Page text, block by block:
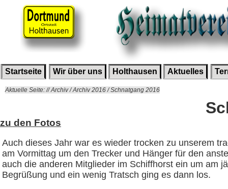
Startseite Wir über uns Holthausen Aktuelles
Aktuelle Seite: // Archiv / Archiv 2016 / Schnatgang 2016
zu den Fotos
Auch dieses Jahr war es wieder trocken zu unserem
am Vormittag um den Trecker und Hänger für den
auch die anderen Mitglieder im Schiffhorst ein um am
Begrüßung und ein wenig Tratsch ging es dann los.